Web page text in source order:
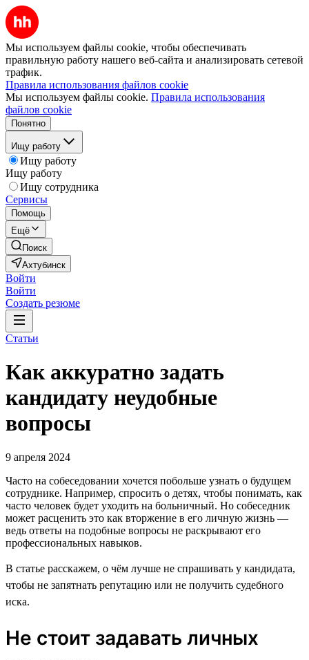
Мы используем файлы cookie, чтобы обеспечивать
правильную работу нашего веб-сайта и анализировать сетевой
трафик.
Правила использования файлов cookie
Мы используем файлы cookie. Правила использования
файлов cookie
Понятно
Ищу работу
Ищу работу
Ищу работу
Ищу сотрудника
Сервисы
Помощь
Ещё
Поиск
Ахтубинск
Войти
Войти
Создать резюме
Статьи
Как аккуратно задать
кандидату неудобные
вопросы
9 апреля 2024
Часто на собеседовании хочется побольше узнать о будущем
сотруднике. Например, спросить о детях, чтобы понимать, как
часто человек будет уходить на больничный. Но собеседник
может расценить это как вторжение в его личную жизнь —
ведь ответы на подобные вопросы не раскрывают его
профессиональных навыков.
В статье расскажем, о чём лучше не спрашивать у кандидата,
чтобы не запятнать репутацию или не получить судебного
иска.
Не стоит задавать личных